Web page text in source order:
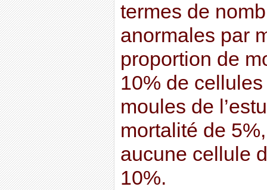
termes de
anormales par
proportion de
10% de
moules de
mortalité de
aucune cellule
10%.